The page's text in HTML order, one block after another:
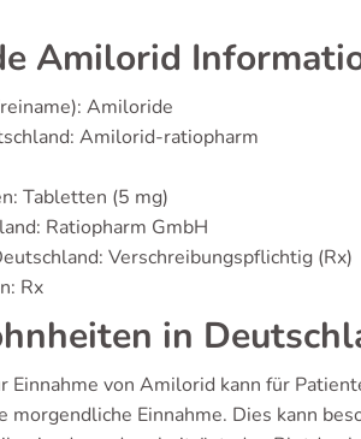
Amilorid
Amiloride
Amilorid-ratiopharm
Tabletten (5 mg)
Ratiopharm GmbH
Verschreibungspflichtig (Rx)
Rx
in
Einnahme von Amilorid kann für
morgendliche Einnahme. Dies kann